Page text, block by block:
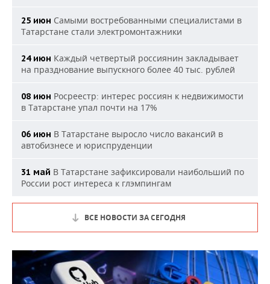
25 июн Самыми востребованными специалистами в
Татарстане стали электромонтажники
24 июн Каждый четвертый россиянин закладывает
на празднование выпускного более 40 тыс. рублей
08 июн Росреестр: интерес россиян к недвижимости
в Татарстане упал почти на 17%
06 июн В Татарстане выросло число вакансий в
автобизнесе и юриспруденции
31 май В Татарстане зафиксировали наибольший по
России рост интереса к глэмпингам
ВСЕ НОВОСТИ ЗА СЕГОДНЯ